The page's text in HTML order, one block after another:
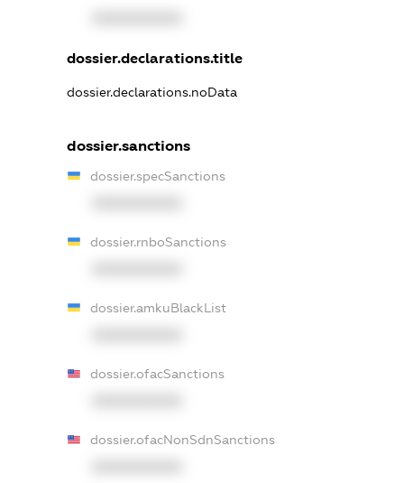
dossier.declarations.title
dossier.declarations.noData
dossier.sanctions
dossier.specSanctions
dossier.rnboSanctions
dossier.amkuBlackList
dossier.ofacSanctions
dossier.ofacNonSdnSanctions